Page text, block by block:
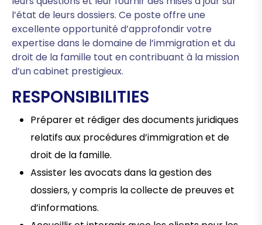
l’état de leurs dossiers. Ce poste offre une
excellente opportunité d’approfondir votre
expertise dans le domaine de l’immigration et du
droit de la famille tout en contribuant à la mission
d’un cabinet prestigieux.
RESPONSIBILITIES
Préparer et rédiger des documents juridiques
relatifs aux procédures d’immigration et de
droit de la famille.
Assister les avocats dans la gestion des
dossiers, y compris la collecte de preuves et
d’informations.